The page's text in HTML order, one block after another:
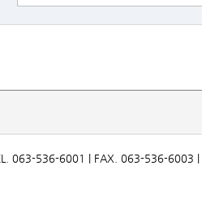
063-536-6001 | FAX. 063-536-6003